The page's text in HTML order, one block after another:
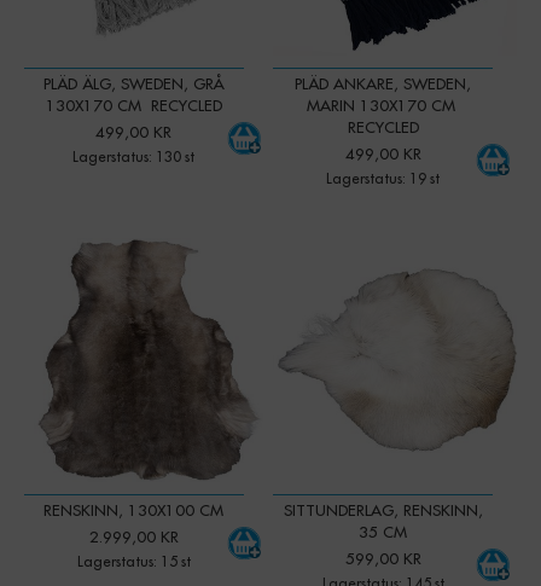
PLÄD ÄLG, SWEDEN, GRÅ
130X170 CM RECYCLED
499,00 KR
Lagerstatus: 130 st
PLÄD ANKARE, SWEDEN,
MARIN 130X170 CM
RECYCLED
499,00 KR
Lagerstatus: 19 st
RENSKINN, 130X100 CM
2.999,00 KR
Lagerstatus: 15 st
SITTUNDERLAG, RENSKINN,
35 CM
599,00 KR